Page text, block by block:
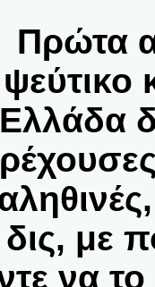
Πρώτα
ψεύτικο
Ελλάδα
δις, με
να